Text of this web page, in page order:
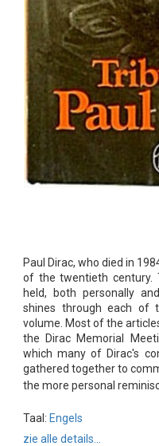
Paul Dirac, who died in
of the twentieth century.
held, both personally
shines through each of
volume. Most of the
the Dirac Memorial
which many of Dirac's
gathered together to
the more personal
Taal: Engels
zie alle details...